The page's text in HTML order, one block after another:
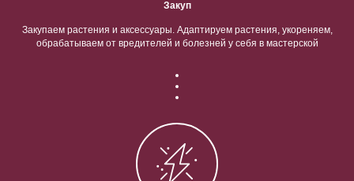
Закуп
Закупаем растения и аксессуары. Адаптируем растения, укореняем,
обрабатываем от вредителей и болезней у себя в мастерской